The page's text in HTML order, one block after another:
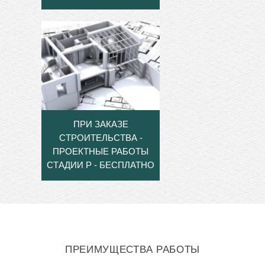
ПРИ ЗАКАЗЕ
СТРОИТЕЛЬСТВА -
ПРОЕКТНЫЕ РАБОТЫ
СТАДИИ Р - БЕСПЛАТНО
ПРЕИМУЩЕСТВА РАБОТЫ